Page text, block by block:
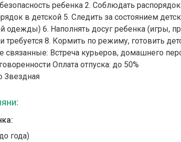
ребенка 2. Соблюдать
в детской 5. Следить за состоянием
одежды) 6. Наполнять досуг ребенка (игры,
требуется 8. Кормить по режиму, готовить
связанные: Встреча курьеров, домашнего
Оплата отпуска: до 50%
Звездная
года)